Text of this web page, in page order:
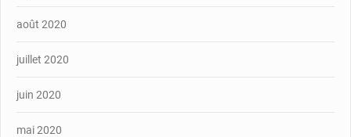
août 2020
juillet 2020
juin 2020
mai 2020